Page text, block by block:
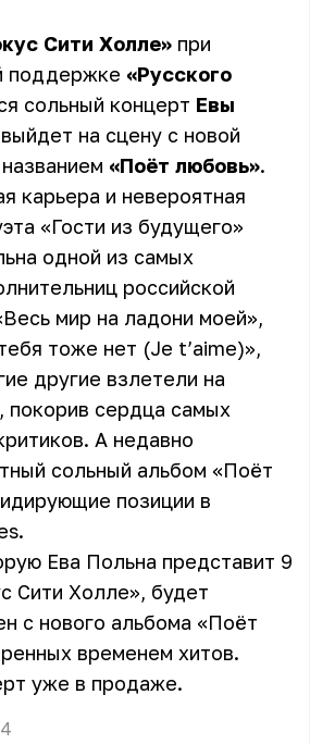
Сити Холле» при
поддержке «Русского
сольный концерт Евы
на сцену с новой
«Поёт любовь».
карьера и невероятная
«Гости из будущего»
одной из самых
российской
мир на ладони моей»,
тоже нет (Je t’aime)»,
другие взлетели на
покорив сердца самых
А недавно
сольный альбом «Поёт
позиции в
Ева Польна представит 9
Сити Холле», будет
с нового альбома «Поёт
временем хитов.
уже в продаже.